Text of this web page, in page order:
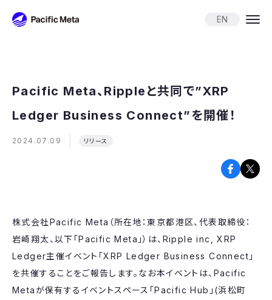
EN
Pacific Meta、Rippleと共同で”XRP
Ledger Business Connect”を開催！
2024.07.09 リリース
株式会社Pacific Meta（所在地：東京都港区、代表取締役：
岩崎翔太、以下「Pacific Meta」）は、​Ripple inc, ​XRP
Ledger主催イベント「XRP Ledger Business Connect」
を共催することをご報告します。なお本イベントは、Pacific
Metaが保有するイベントスペース「Pacific Hub」(浜松町